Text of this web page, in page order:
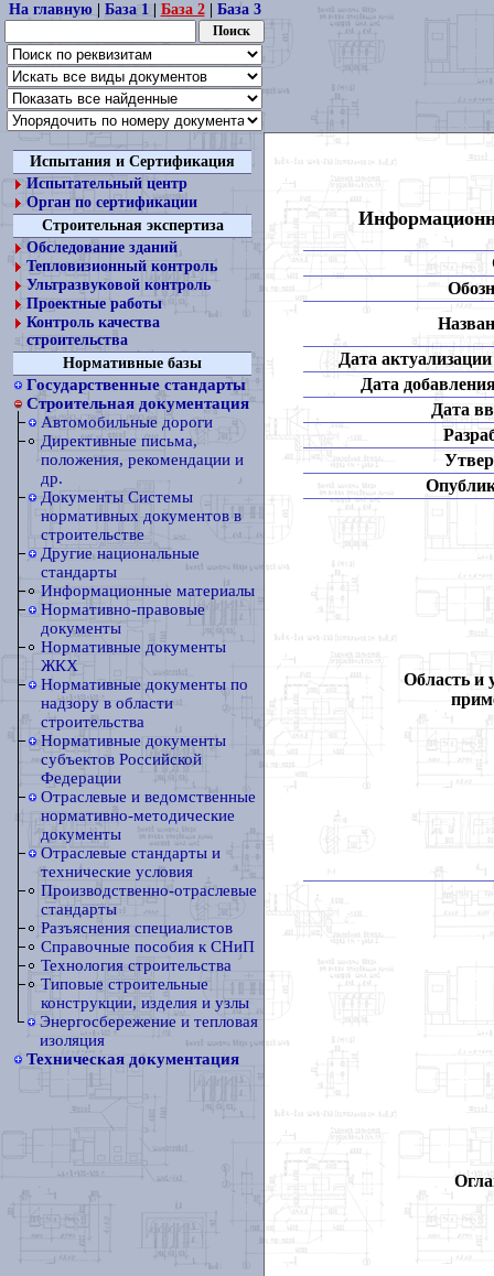
На главную| База 1| База 2| База 3
Испытания и Сертификация
Испытательный центр
Орган по сертификации
Строительная экспертиза
Обследование зданий
Тепловизионный контроль
Ультразвуковой контроль
Проектные работы
Контроль качества
строительства
Нормативные базы
Государственные стандарты
Строительная документация
Автомобильные дороги
Директивные письма,
положения, рекомендации и
др.
Документы Системы
нормативных документов в
строительстве
Другие национальные
стандарты
Информационные материалы
Нормативно-правовые
документы
Нормативные документы
ЖКХ
Нормативные документы по
надзору в области
строительства
Нормативные документы
субъектов Российской
Федерации
Отраслевые и ведомственные
нормативно-методические
документы
Отраслевые стандарты и
технические условия
Производственно-отраслевые
стандарты
Разъяснения специалистов
Справочные пособия к СНиП
Технология строительства
Типовые строительные
конструкции, изделия и узлы
Энергосбережение и тепловая
изоляция
Техническая документация
Дата
Дата
Дата
Область и